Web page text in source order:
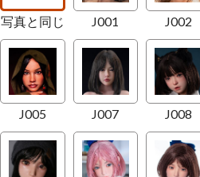
写真と同じ J001 J002
J005 J007 J008